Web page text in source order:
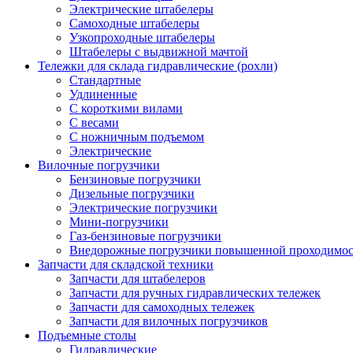
Электрические штабелеры
Самоходные штабелеры
Узкопроходные штабелеры
Штабелеры с выдвижной мачтой
Тележки для склада гидравлические (рохли)
Стандартные
Удлиненные
С короткими вилами
С весами
С ножничным подъемом
Электрические
Вилочные погрузчики
Бензиновые погрузчики
Дизельные погрузчики
Электрические погрузчики
Мини-погрузчики
Газ-бензиновые погрузчики
Внедорожные погрузчики повышенной
Запчасти для складской техники
Запчасти для штабелеров
Запчасти для ручных гидравлических тележек
Запчасти для самоходных тележек
Запчасти для вилочных погрузчиков
Подъемные столы
Гидравлические